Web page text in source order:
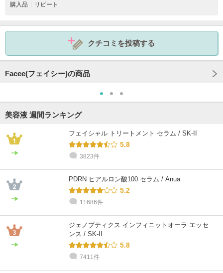
購入品
リピート
クチコミを投稿する
Facee(フェイシー)の商品
美容液 週間ランキング
フェイシャル トリートメント セラム / SK-II
5.8
3823件
PDRN ヒアルロン酸100 セラム / Anua
5.2
11686件
ジェノプティクス インフィニットオーラ エッセ
ンス / SK-II
5.8
7411件